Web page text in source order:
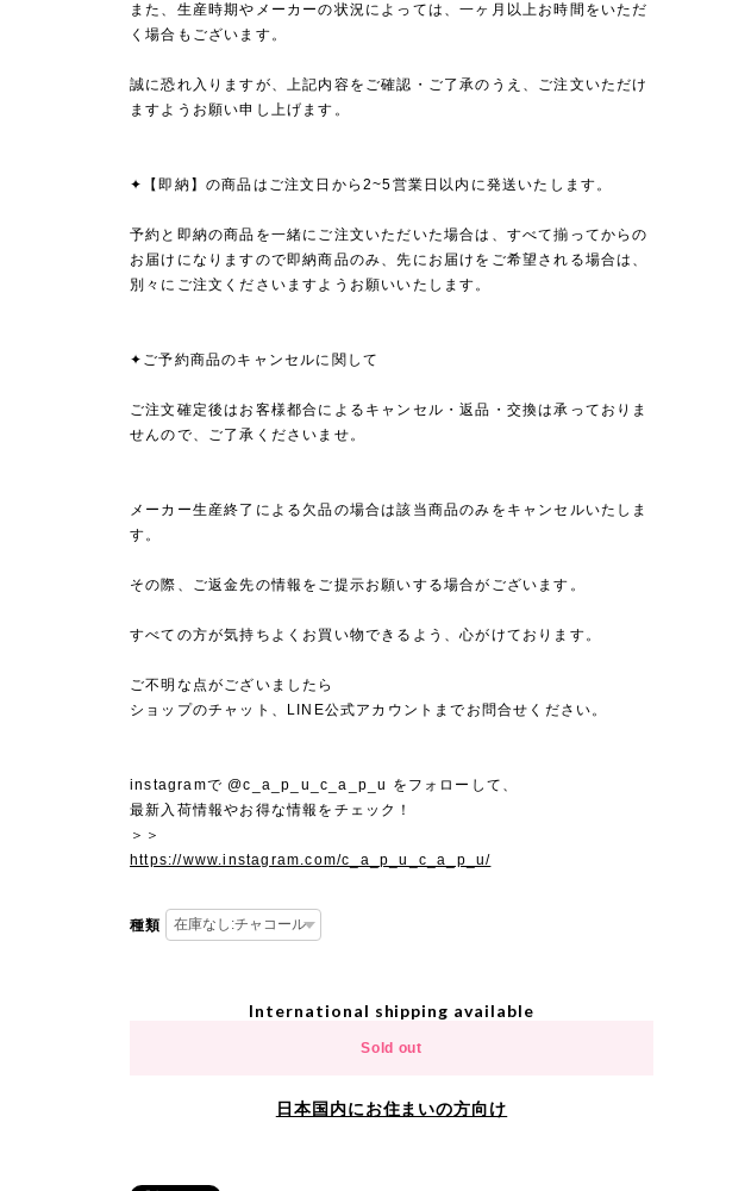
また、生産時期やメーカーの状況によっては、一ヶ月以上お時間をいただ
く場合もございます。
誠に恐れ入りますが、上記内容をご確認・ご了承のうえ、ご注文いただけ
ますようお願い申し上げます。
✦【即納】の商品はご注文日から2~5営業日以内に発送いたします。
予約と即納の商品を一緒にご注文いただいた場合は、すべて揃ってからの
お届けになりますので即納商品のみ、先にお届けをご希望される場合は、
別々にご注文くださいますようお願いいたします。
✦ご予約商品のキャンセルに関して
ご注文確定後はお客様都合によるキャンセル・返品・交換は承っておりま
せんので、ご了承くださいませ。
メーカー生産終了による欠品の場合は該当商品のみをキャンセルいたしま
す。
その際、ご返金先の情報をご提示お願いする場合がございます。
すべての方が気持ちよくお買い物できるよう、心がけております。
ご不明な点がございましたら
ショップのチャット、LINE公式アカウントまでお問合せください。
instagramで @c_a_p_u_c_a_p_u をフォローして、
最新入荷情報やお得な情報をチェック！
＞＞
https://www.instagram.com/c_a_p_u_c_a_p_u/
種類
International shipping available
Sold out
日本国内にお住まいの方向け